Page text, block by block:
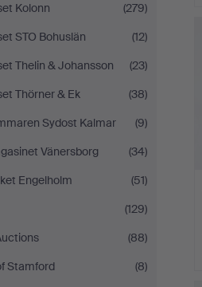
Kolonn
(279)
STO Bohuslän
(12)
Thelin & Johansson
(23)
Thörner & Ek
(38)
Sydost Kalmar
(9)
Vänersborg
(34)
Engelholm
(51)
(129)
(88)
Stamford
(8)